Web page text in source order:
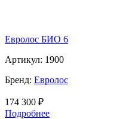
Евролос БИО 6
Артикул: 1900
Бренд: Евролос
174 300 ₽
Подробнее